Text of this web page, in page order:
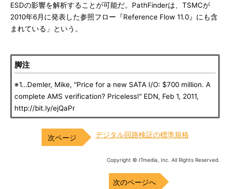
ESDの影響を解析することが可能だ。PathFinderは、TSMCが
2010年6月に発表した参照フロー『Reference Flow 11.0』にも含
まれている」という。
脚注
※1…Demler, Mike, "Price for a new SATA I/O: $700 million. A
complete AMS verification? Priceless!" EDN, Feb 1, 2011,
http://bit.ly/ejQaPr
デジタル回路検証の標準規格
Copyright © ITmedia, Inc. All Rights Reserved.
次のページへ